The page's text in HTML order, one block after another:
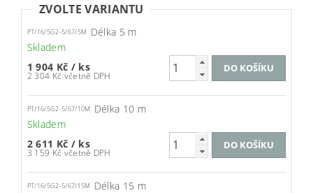
ZVOLTE VARIANTU
PT/16/5G2-5/67/5M
Délka 5 m
Skladem
1 904 Kč / ks
2 304 Kč včetně DPH
PT/16/5G2-5/67/10M
Délka 10 m
Skladem
2 611 Kč / ks
3 159 Kč včetně DPH
PT/16/5G2-5/67/15M
Délka 15 m